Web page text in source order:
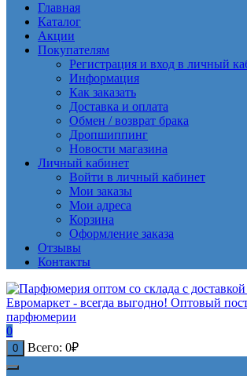
Главная
Каталог
Акции
Покупателям
Регистрация и вход в личный
Информация
Как заказать
Доставка и оплата
Обмен / возврат брака
Дропшиппинг
Новости магазина
Личный кабинет
Войти в личный кабинет
Мои заказы
Мои адреса
Корзина
Оформление заказа
Отзывы
Контакты
0
0 Всего: 0₽